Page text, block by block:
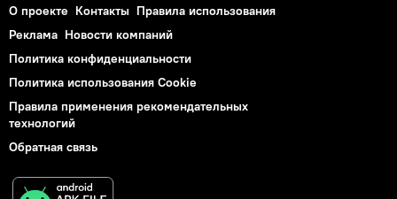
О проекте Контакты Правила использования
Реклама Новости компаний
Политика конфиденциальности
Политика использования Cookie
Правила применения рекомендательных
технологий
Обратная связь